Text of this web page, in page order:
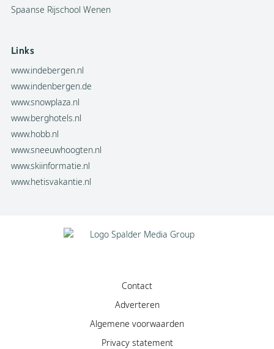
Spaanse Rijschool Wenen
Links
www.indebergen.nl
www.indenbergen.de
www.snowplaza.nl
www.berghotels.nl
www.hobb.nl
www.sneeuwhoogten.nl
www.skiinformatie.nl
www.hetisvakantie.nl
Contact
Adverteren
Algemene voorwaarden
Privacy statement